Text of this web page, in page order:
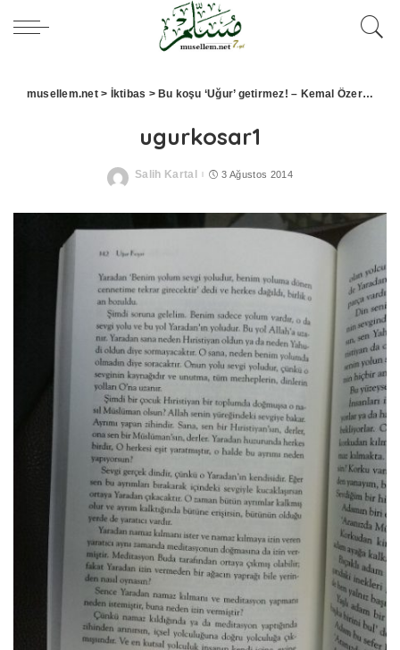
musellem.net> İktibas > Bu koşu ‘Uğur’ getirmez! – Kemal Özer (Kitaplar Üzerine)
ugurkosar1
Posted
Salih Kartal 3 Ağustos 2014